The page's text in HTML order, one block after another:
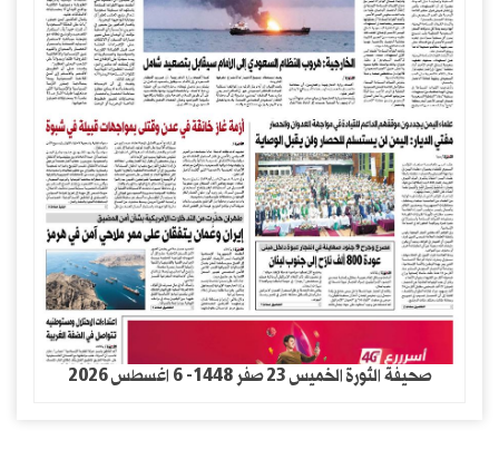
صحيفة الثورة الخميس 23 صفر 1448- 6 اغسطس 2026